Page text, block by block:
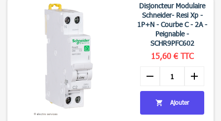
Disjoncteur Modulaire
Schneider- Resi Xp -
1P+N - Courbe C - 2A -
Peignable -
SCHR9PFC602
15,60 € TTC
remove add
 Ajouter